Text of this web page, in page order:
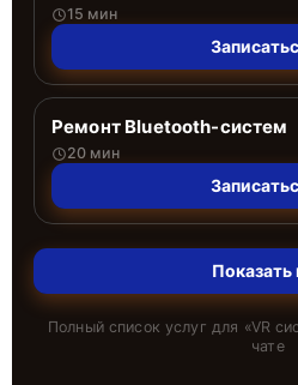
15 мин
Ремонт Bluetooth-систем
20 мин
Показать
Полный список услуг для «VR
чате